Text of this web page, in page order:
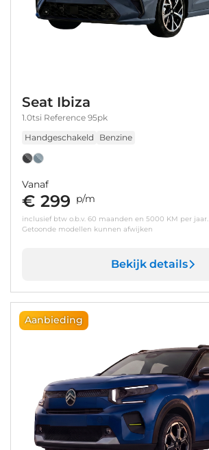
Seat Ibiza
1.0tsi Reference 95pk
Handgeschakeld
Benzine
Vanaf
€ 299 p/m
inclusief btw o.b.v. 60 maanden en 5000 KM per jaar.
Getoonde modellen kunnen afwijken
Bekijk details
Aanbieding